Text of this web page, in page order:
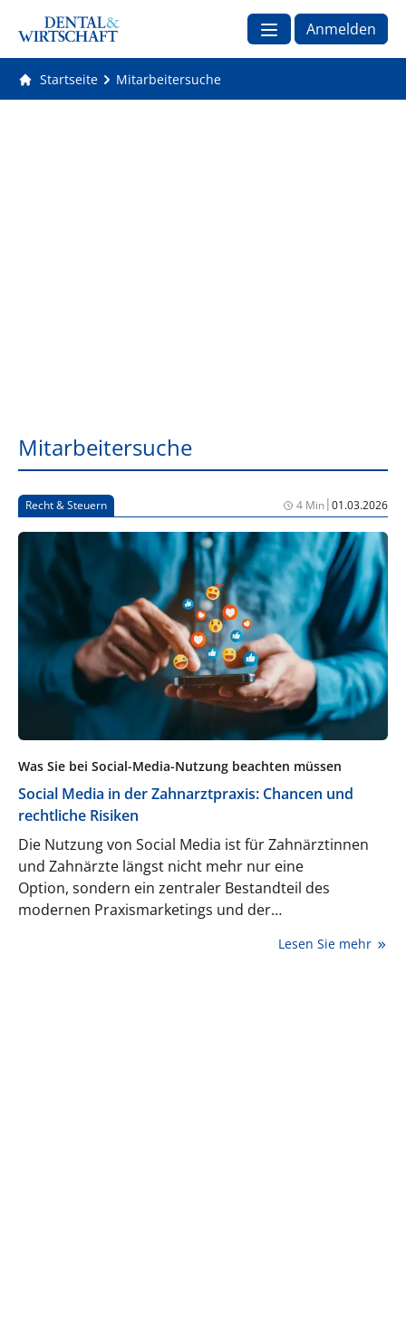
Anmelden
Startseite Mitarbeitersuche
Mitarbeitersuche
Recht & Steuern 4 Min|01.03.2026
Was Sie bei Social-Media-Nutzung beachten müssen
Social Media in der Zahnarztpraxis: Chancen und
rechtliche Risiken
Die Nutzung von Social Media ist für Zahnärztinnen
und Zahnärzte längst nicht mehr nur eine
Option, sondern ein zentraler Bestandteil des
modernen Praxismarketings und der
Facebook oder LinkedIn bieten enorme Chancen,
Lesen Sie mehr